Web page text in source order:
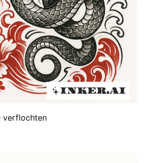
verflochten